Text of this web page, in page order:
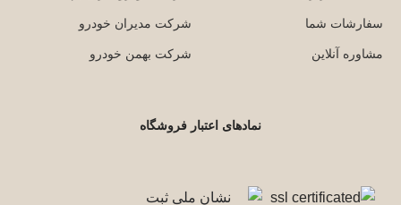
سفارشات شما
مشاوره آنلاین
شرکت مدیران خودرو
شرکت بهمن خودرو
نمادهای اعتبار فروشگاه